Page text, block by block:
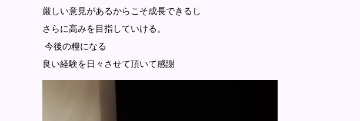
厳しい意見があるからこそ成長できるし
さらに高みを目指していける。
今後の糧になる
良い経験を日々させて頂いて感謝